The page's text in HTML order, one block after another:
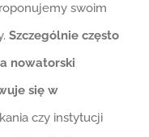
swoim
Szczególnie często
nowatorski
się w
czy instytucji